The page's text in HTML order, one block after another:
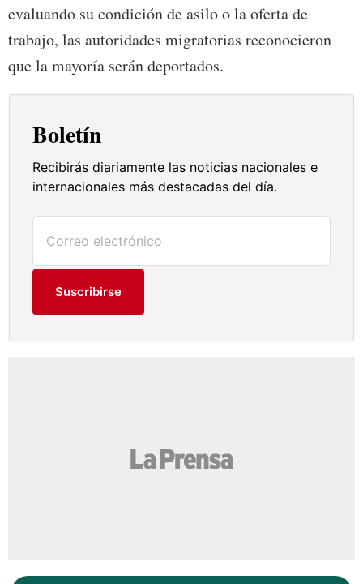
evaluando su condición de asilo o la oferta de
trabajo, las autoridades migratorias reconocieron
que la mayoría serán deportados.
Boletín
Recibirás diariamente las noticias nacionales e
internacionales más destacadas del día.
Suscribirse